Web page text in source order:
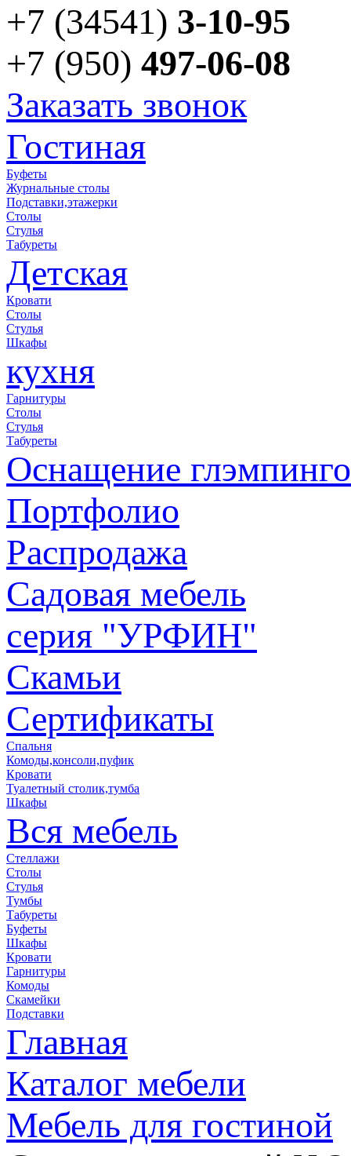
+7 (34541) 3-10-95
+7 (950) 497-06-08
Заказать звонок
Гостиная
Буфеты
Журнальные столы
Подставки,этажерки
Столы
Стулья
Табуреты
Детская
Кровати
Столы
Стулья
Шкафы
кухня
Гарнитуры
Столы
Стулья
Табуреты
Оснащение
Портфолио
Распродажа
Садовая мебель
серия "УРФИН"
Скамьи
Сертификаты
Спальня
Комоды,консоли,пуфик
Кровати
Туалетный столик,тумба
Шкафы
Вся мебель
Стеллажи
Столы
Стулья
Тумбы
Табуреты
Буфеты
Шкафы
Кровати
Гарнитуры
Комоды
Скамейки
Подставки
Главная
Каталог мебели
Мебель для гостиной